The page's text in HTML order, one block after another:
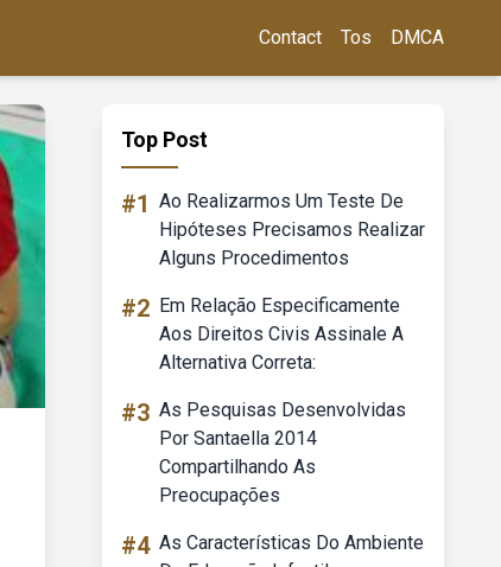
Contact Tos DMCA
Top Post
#1 Ao Realizarmos Um Teste De
Hipóteses Precisamos Realizar
Alguns Procedimentos
#2 Em Relação Especificamente
Aos Direitos Civis Assinale A
Alternativa Correta:
#3 As Pesquisas Desenvolvidas
Por Santaella 2014
Compartilhando As
Preocupações
#4 As Características Do Ambiente